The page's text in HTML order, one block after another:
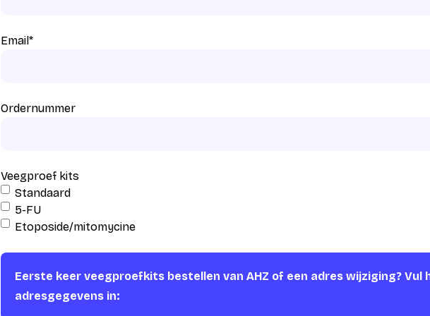
Email*
Ordernummer
Veegproef kits
Standaard
5-FU
Etoposide/mitomycine
Eerste keer veegproefkits bestellen van AHZ of een adres wijziging? Vul
adresgegevens in: